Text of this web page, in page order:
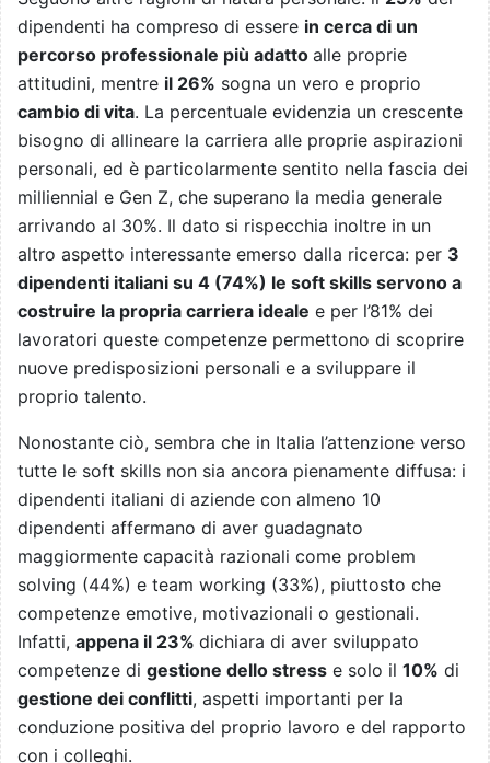
dipendenti ha compreso di essere in cerca di un
percorso professionale più adatto alle proprie
attitudini, mentre il 26% sogna un vero e proprio
cambio di vita. La percentuale evidenzia un crescente
bisogno di allineare la carriera alle proprie aspirazioni
personali, ed è particolarmente sentito nella fascia dei
milliennial e Gen Z, che superano la media generale
arrivando al 30%. Il dato si rispecchia inoltre in un
altro aspetto interessante emerso dalla ricerca: per 3
dipendenti italiani su 4 (74%) le soft skills servono a
costruire la propria carriera ideale e per l’81% dei
lavoratori queste competenze permettono di scoprire
nuove predisposizioni personali e a sviluppare il
proprio talento.
Nonostante ciò, sembra che in Italia l’attenzione verso
tutte le soft skills non sia ancora pienamente diffusa: i
dipendenti italiani di aziende con almeno 10
dipendenti affermano di aver guadagnato
maggiormente capacità razionali come problem
solving (44%) e team working (33%), piuttosto che
competenze emotive, motivazionali o gestionali.
Infatti, appena il 23% dichiara di aver sviluppato
competenze di gestione dello stress e solo il 10% di
gestione dei conflitti, aspetti importanti per la
conduzione positiva del proprio lavoro e del rapporto
con i colleghi.